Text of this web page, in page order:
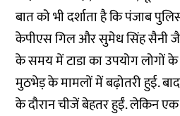
बात को भी दर्शाता है कि पंजाब
केपीएस गिल और सुमेध सिंह सैनी
के समय में टाडा का उपयोग लोगों
मुठभेड़ के मामलों में बढ़ोतरी हुई.
के दौरान चीजें बेहतर हुईं. लेकिन